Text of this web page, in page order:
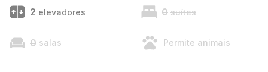
2 elevadores 0 suítes
0 salas Permite animais